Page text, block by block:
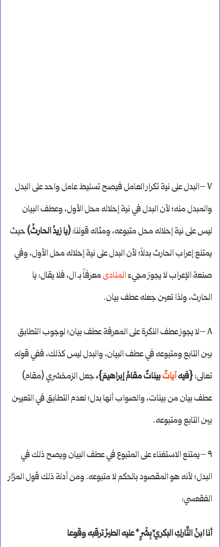
٧ –البدل على نية تكرار العامل فيصح تسليط عامل واحد على البدل
والمبدل منه؛ لأن البدل في نية إحلاله محل الأول، وعطف البيان
ليس على نية إحلاله محل متبوعه، ومثاله قولنا:(يا زيدُ الحارثُ)حيث
يمتنع إعراب الحارث بدلاً؛ لأن البدل على نية إحلاله محل الأول، وفي
صنعة الإعراب لا يجوز مجيءالمنادى معرفاً بـ ال، فلا يقال: يا
الحارث، ولذا تعين جعله عطف بيان.
٨ –لا يجوز عطف النكرة على المعرفة عطف بيان؛ لوجوب التطابق
بين التابع ومتبوعه في عطف البيان، والبدل ليس كذلك، ففي قوله
تعالى:{فيهآياتٌ بيناتٌ مقامُ إبراهيمَ}،جعل الزمخشري (مقام)
عطف بيان من بينات، والصواب أنها بدل؛ لعدم التطابق في التعيين
بين التابع ومتبوعه.
٩ –يمتنع الاستغناء على المتبوع في عطف البيان ويصح ذلك في
البدل؛ لأنه هو المقصود بالحكم لا متبوعه. ومن أدلة ذلك قول المرَّار
الفقعسي:
أنا ابنُ التَّاركِ البكريِّ بِشْرٍ * عليه الطيرُ ترقبه وقوعا